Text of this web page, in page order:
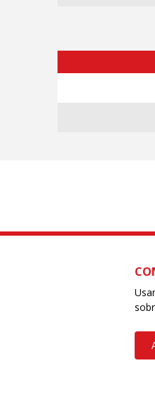
Copyleft CUT Central